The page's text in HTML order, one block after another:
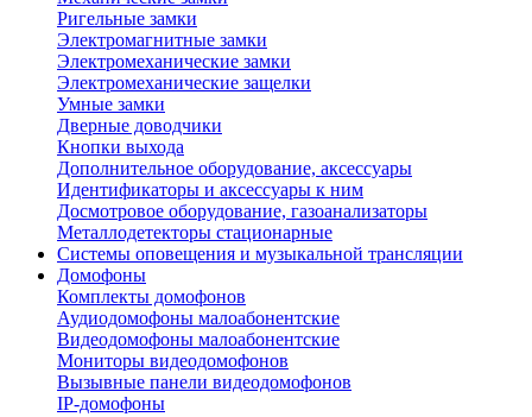
Ригельные замки
Электромагнитные замки
Электромеханические замки
Электромеханические защелки
Умные замки
Дверные доводчики
Кнопки выхода
Дополнительное оборудование, аксессуары
Идентификаторы и аксессуары к ним
Досмотровое оборудование, газоанализаторы
Металлодетекторы стационарные
Системы оповещения и музыкальной трансляции
Домофоны
Комплекты домофонов
Аудиодомофоны малоабонентские
Видеодомофоны малоабонентские
Мониторы видеодомофонов
Вызывные панели видеодомофонов
IP-домофоны